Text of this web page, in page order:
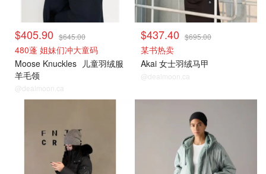
$405.90 $645.00
480蓬 姐妹们冲大童码
Moose Knuckles 儿童羽绒服
羊毛领
@dealmoon.ca
$437.40 $695.00
某书热卖
Akai 女士羽绒马甲
@dealmoon.ca